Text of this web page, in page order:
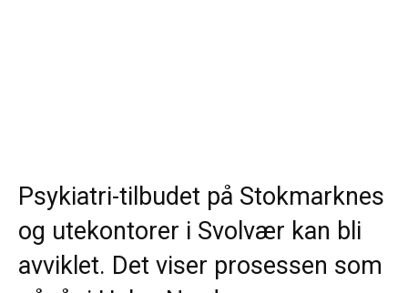
Psykiatri-tilbudet på Stokmarknes
og utekontorer i Svolvær kan bli
avviklet. Det viser prosessen som